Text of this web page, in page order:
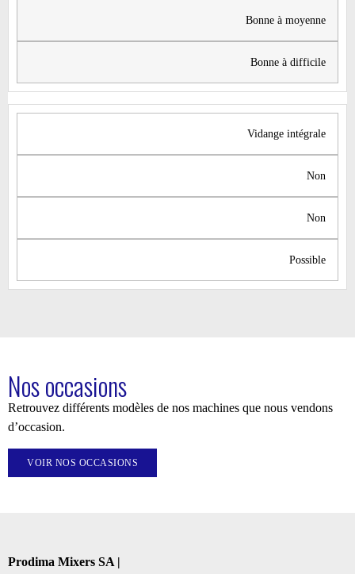
​​Bonne à moyenne
​​Bonne à difficile
​Vidange intégrale
Non
Non
Possible
Nos occasions
Retrouvez différents modèles de nos machines que nous vendons
d’occasion.
VOIR NOS OCCASIONS
Prodima Mixers SA |